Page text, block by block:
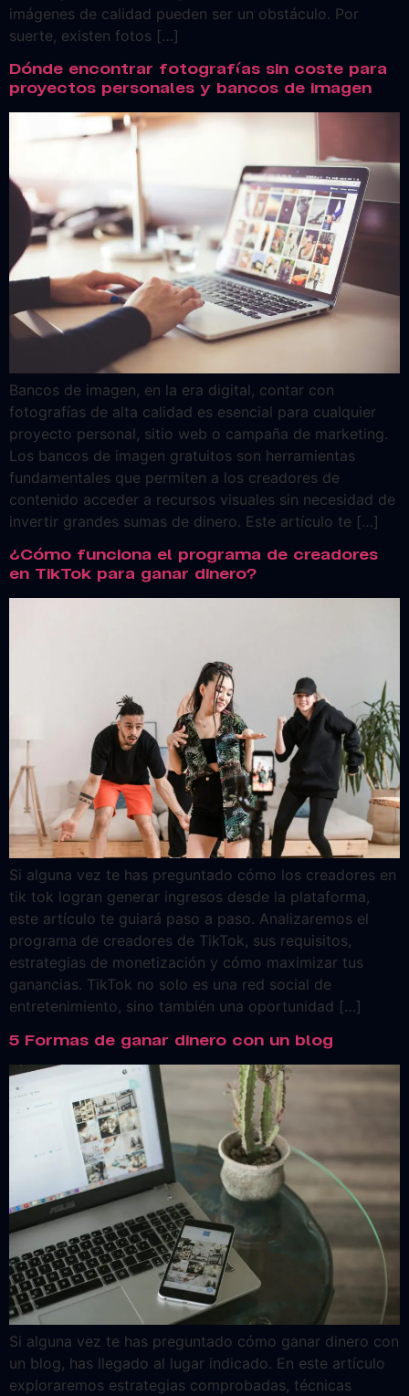
imágenes de calidad pueden ser un obstáculo. Por
suerte, existen fotos […]
Dónde encontrar fotografías sin coste para
proyectos personales y bancos de imagen
Bancos de imagen, en la era digital, contar con
fotografías de alta calidad es esencial para cualquier
proyecto personal, sitio web o campaña de marketing.
Los bancos de imagen gratuitos son herramientas
fundamentales que permiten a los creadores de
contenido acceder a recursos visuales sin necesidad de
invertir grandes sumas de dinero. Este artículo te […]
¿Cómo funciona el programa de creadores
en TikTok para ganar dinero?
Si alguna vez te has preguntado cómo los creadores en
tik tok logran generar ingresos desde la plataforma,
este artículo te guiará paso a paso. Analizaremos el
programa de creadores de TikTok, sus requisitos,
estrategias de monetización y cómo maximizar tus
ganancias. TikTok no solo es una red social de
entretenimiento, sino también una oportunidad […]
5 Formas de ganar dinero con un blog
Si alguna vez te has preguntado cómo ganar dinero con
un blog, has llegado al lugar indicado. En este artículo
exploraremos estrategias comprobadas, técnicas